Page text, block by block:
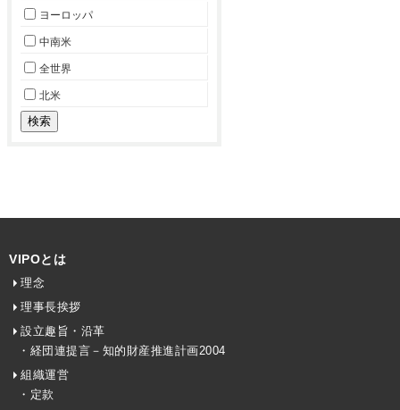
ヨーロッパ
中南米
全世界
北米
VIPOとは
理念
理事長挨拶
設立趣旨・沿革
・経団連提言－知的財産推進計画2004
組織運営
・定款